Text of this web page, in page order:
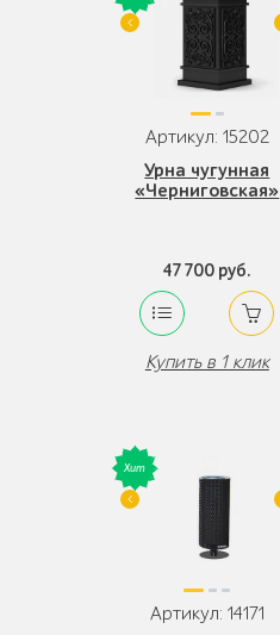
Артикул: 15202
Урна чугунная
«Черниговская»
47 700 руб.
Купить в 1 клик
Артикул: 14171